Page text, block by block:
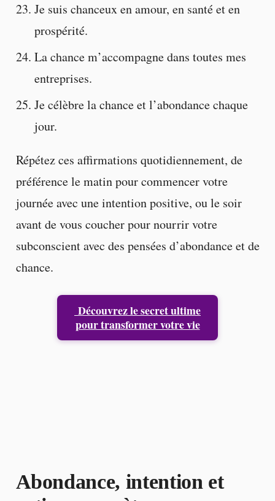
Je suis chanceux en amour, en santé et en
prospérité.
La chance m’accompagne dans toutes mes
entreprises.
Je célèbre la chance et l’abondance chaque
jour.
Répétez ces affirmations quotidiennement, de
préférence le matin pour commencer votre
journée avec une intention positive, ou le soir
avant de vous coucher pour nourrir votre
subconscient avec des pensées d’abondance et de
chance.
Découvrez le secret ultime
pour transformer votre vie
Abondance, intention et